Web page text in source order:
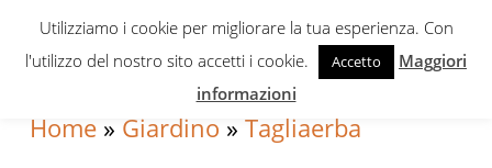
Skip
navigation
Skip
Skip
sidebar
Home » Giardino »Tagliaerba
Utilizziamo i cookie per migliorare la tua esperienza. Con
l'utilizzo del nostro sito accetti i cookie.
Accetto
Maggiori
informazioni